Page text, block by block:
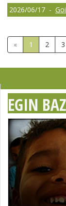
2026/06/17 -
« 1 2 3
EGIN